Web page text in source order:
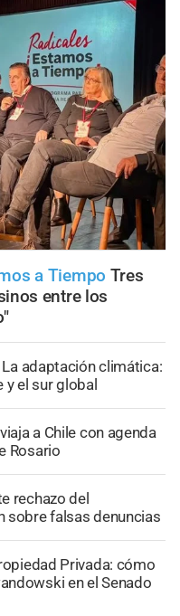
a Tiempo Tres
entre los
La adaptación climática:
y el sur global
a Chile con agenda
Rosario
rechazo del
sobre falsas denuncias
Privada: cómo
en el Senado